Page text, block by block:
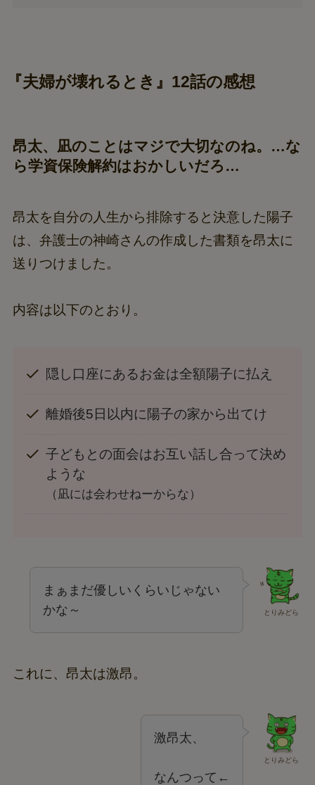
『夫婦が壊れるとき』12話の感想
昂太、凪のことはマジで大切なのね。…な
ら学資保険解約はおかしいだろ…
昂太を自分の人生から排除すると決意した陽子
は、弁護士の神崎さんの作成した書類を昂太に
送りつけました。
内容は以下のとおり。
隠し口座にあるお金は全額陽子に払え
離婚後5日以内に陽子の家から出てけ
子どもとの面会はお互い話し合って決め
ような
（凪には会わせねーからな）
とりみどら
まぁまだ優しいくらいじゃない
かな～
これに、昂太は激昂。
とりみどら
激昂太、
なんつって←